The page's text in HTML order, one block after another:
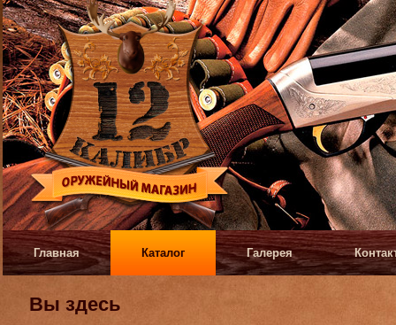
Главная Каталог Галерея
Вы здесь